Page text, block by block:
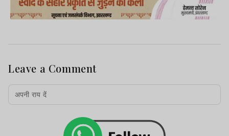
Leave a Comment